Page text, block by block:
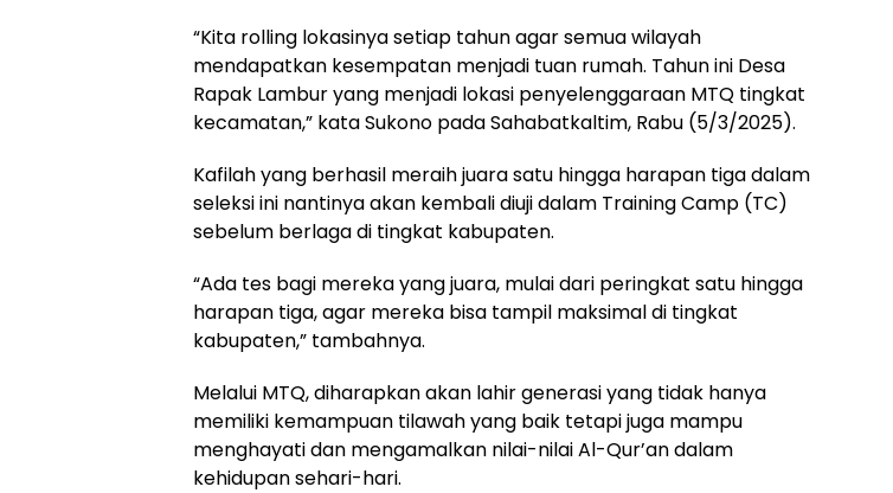
“Kita rolling lokasinya setiap tahun agar semua wilayah
mendapatkan kesempatan menjadi tuan rumah. Tahun ini Desa
Rapak Lambur yang menjadi lokasi penyelenggaraan MTQ tingkat
kecamatan,” kata Sukono pada Sahabatkaltim, Rabu (5/3/2025).
Kafilah yang berhasil meraih juara satu hingga harapan tiga dalam
seleksi ini nantinya akan kembali diuji dalam Training Camp (TC)
sebelum berlaga di tingkat kabupaten.
“Ada tes bagi mereka yang juara, mulai dari peringkat satu hingga
harapan tiga, agar mereka bisa tampil maksimal di tingkat
kabupaten,” tambahnya.
Melalui MTQ, diharapkan akan lahir generasi yang tidak hanya
memiliki kemampuan tilawah yang baik tetapi juga mampu
menghayati dan mengamalkan nilai-nilai Al-Qur’an dalam
kehidupan sehari-hari.